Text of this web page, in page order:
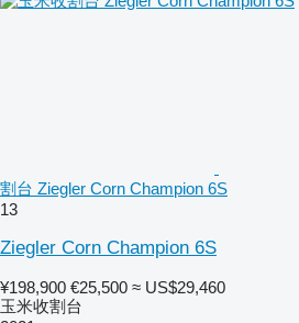
割台 Ziegler Corn Champion 6S
13
Ziegler Corn Champion 6S
¥198,900 €25,500 ≈ US$29,460
玉米收割台